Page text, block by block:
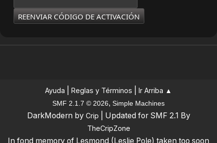
Ayuda Reglas y Términos Ir Arriba ▲
SMF 2.1.7 © 2026, Simple Machines
DarkModern by Crip | Updated for SMF 2.1 By
TheCripZone
In fond memory of Lesmond (Leslie Pole) taken too soon